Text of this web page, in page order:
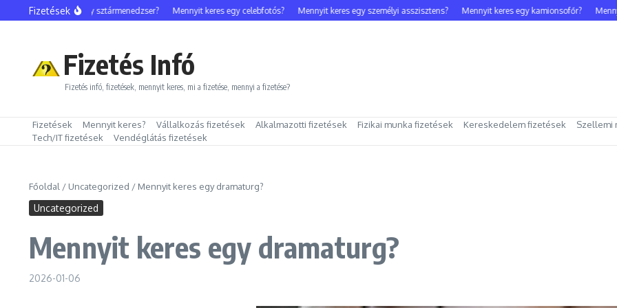
Ugrás a tartalomhoz
Fizetések
Mennyit keres egy sztármenedzser? Mennyit keres egy celebfotós? Mennyit keres egy személyi asszisztens? Mennyit keres egy kamionsofőr? Mennyit
Fizetés Infó
Fizetés infó, fizetések, mennyit keres, mi a fizetése, mennyi a fizetése?
Fizetések Mennyit keres? Vállalkozás fizetések Alkalmazotti fizetések Fizikai munka fizetések Kereskedelem fizetések
Szellemi
Tech/IT fizetések
Vendéglátás fizetések
Főoldal / Uncategorized / Mennyit keres egy dramaturg?
Uncategorized
Mennyit keres egy dramaturg?
2026-01-06